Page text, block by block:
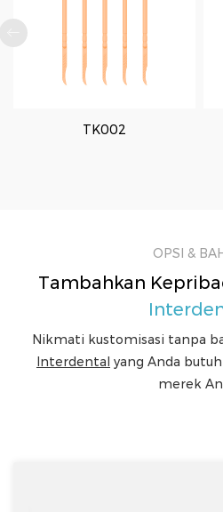
TK002
OPSI &
Tambahkan
Nikmati kustomisasi tanpa
Interdental yang Anda
merek